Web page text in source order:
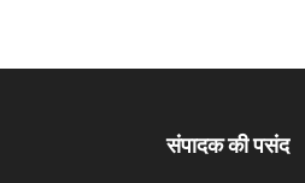
संपादक की पसंद